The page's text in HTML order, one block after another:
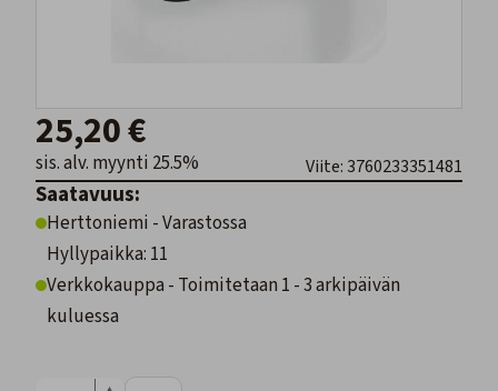
25,20 €
sis. alv. myynti 25.5% Viite: 3760233351481
Saatavuus:
Herttoniemi - Varastossa
Hyllypaikka: 11
Verkkokauppa - Toimitetaan 1 - 3 arkipäivän
kuluessa